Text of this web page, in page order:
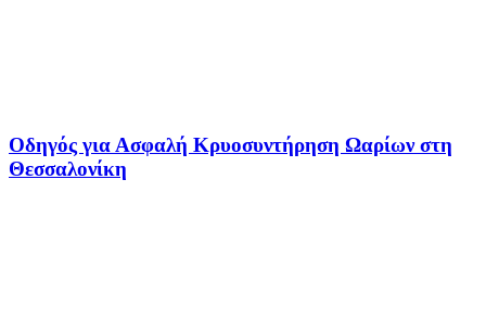
Οδηγός για Ασφαλή Κρυοσυντήρηση Ωαρίων στη
Θεσσαλονίκη